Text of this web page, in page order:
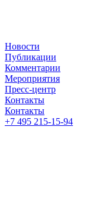
Новости
Публикации
Комментарии
Мероприятия
Пресс-центр
Контакты
Контакты
+7 495 215-15-94